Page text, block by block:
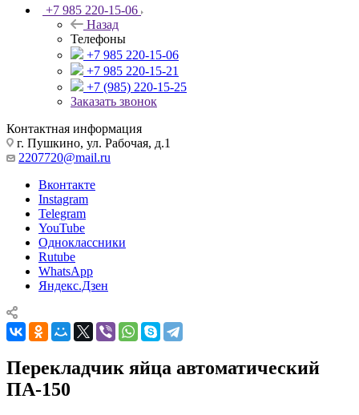
+7 985 220-15-06
Назад
Телефоны
+7 985 220-15-06
+7 985 220-15-21
+7 (985) 220-15-25
Заказать звонок
Контактная информация
г. Пушкино, ул. Рабочая, д.1
2207720@mail.ru
Вконтакте
Instagram
Telegram
YouTube
Одноклассники
Rutube
WhatsApp
Яндекс.Дзен
Перекладчик яйца автоматический
ПА-150